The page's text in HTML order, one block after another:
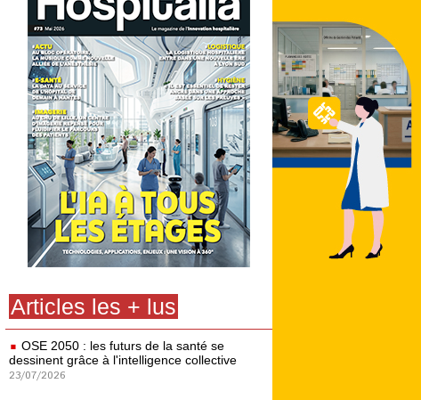
Articles les + lus
OSE 2050 : les futurs de la santé se
dessinent grâce à l'intelligence collective
23/07/2026